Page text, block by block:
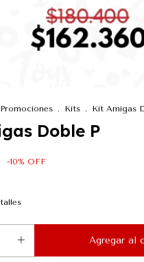
. Kits . Kit Amigas
Doble P
-10% OFF